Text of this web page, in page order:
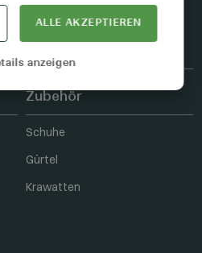
LINKEDIN
Zubehör
Schuhe
Gürtel
Krawatten
ALLE AKZEPTIEREN
anzeigen